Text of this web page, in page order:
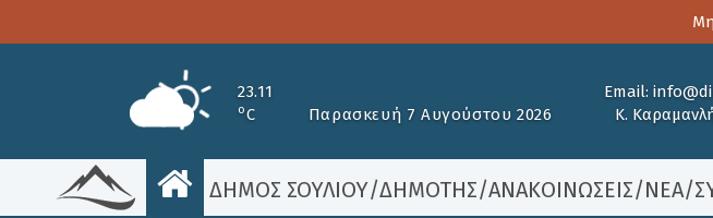
23.11
oC Παρασκευή 7 Αυγούστου 2026
Email:
Κ.
ΔΗΜΟΣ ΣΟΥΛΙΟΥ/ΔΗΜΟΤΗΣ/ΑΝΑΚΟΙΝΏΣΕΙΣ/ΝΈΑ/